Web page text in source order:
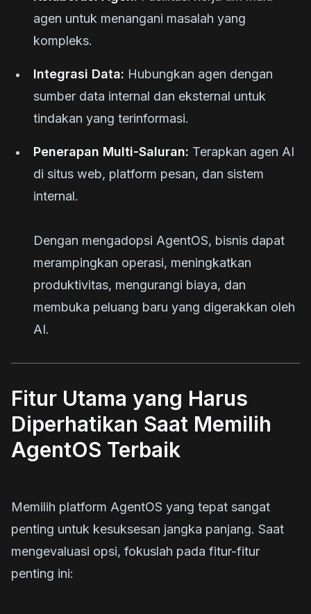
agen untuk menangani masalah yang
kompleks.
Integrasi Data: Hubungkan agen dengan
sumber data internal dan eksternal untuk
tindakan yang terinformasi.
Penerapan Multi-Saluran: Terapkan agen AI
di situs web, platform pesan, dan sistem
internal.
Dengan mengadopsi AgentOS, bisnis dapat
merampingkan operasi, meningkatkan
produktivitas, mengurangi biaya, dan
membuka peluang baru yang digerakkan oleh
AI.
Fitur Utama yang Harus
Diperhatikan Saat Memilih
AgentOS Terbaik
Memilih platform AgentOS yang tepat sangat
penting untuk kesuksesan jangka panjang. Saat
mengevaluasi opsi, fokuslah pada fitur-fitur
penting ini: